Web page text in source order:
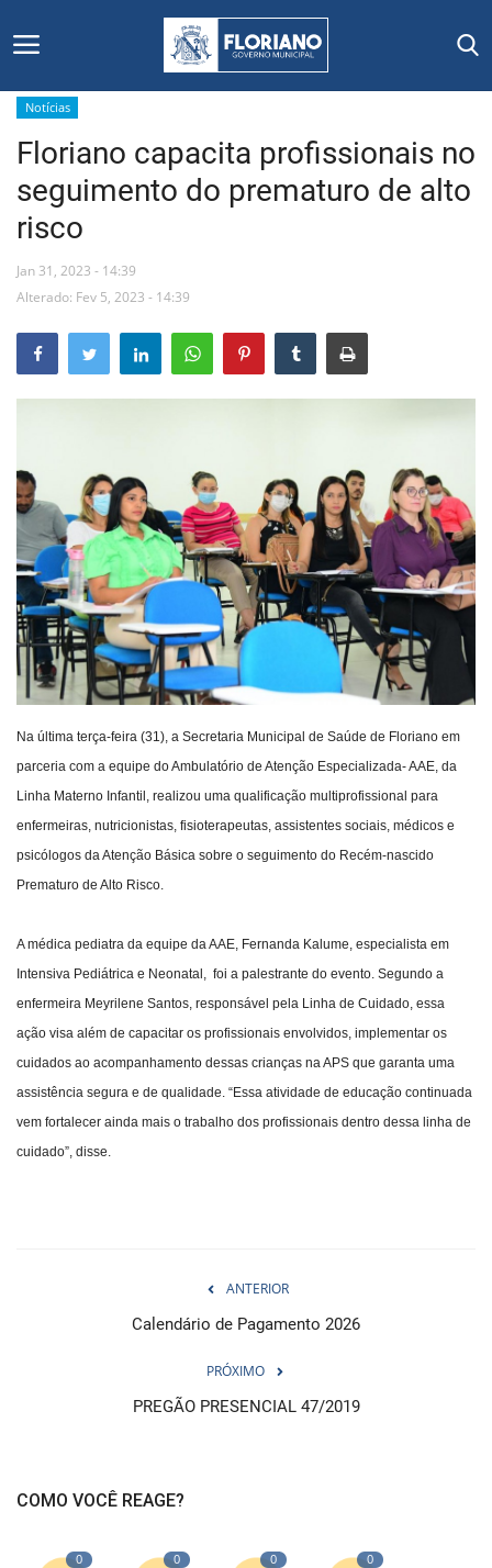
Início
Editais
Floriano
Mural de Licitações
Vídeos
Webmail
Contato
Notícias
Floriano capacita profissionais no
seguimento do prematuro de alto
risco
Jan 31, 2023 - 14:39
Alterado: Fev 5, 2023 - 14:39
Na última terça-feira (31), a Secretaria Municipal de Saúde de Floriano em
parceria com a equipe do Ambulatório de Atenção Especializada- AAE, da
Linha Materno Infantil, realizou uma qualificação multiprofissional para
enfermeiras, nutricionistas, fisioterapeutas, assistentes sociais, médicos e
psicólogos da Atenção Básica sobre o seguimento do Recém-nascido
Prematuro de Alto Risco.
A médica pediatra da equipe da AAE, Fernanda Kalume, especialista em
Intensiva Pediátrica e Neonatal, foi a palestrante do evento. Segundo a
enfermeira Meyrilene Santos, responsável pela Linha de Cuidado, essa
ação visa além de capacitar os profissionais envolvidos, implementar os
cuidados ao acompanhamento dessas crianças na APS que garanta uma
assistência segura e de qualidade. “Essa atividade de educação continuada
vem fortalecer ainda mais o trabalho dos profissionais dentro dessa linha de
cuidado”, disse.
ANTERIOR
Calendário de Pagamento 2026
PRÓXIMO
PREGÃO PRESENCIAL 47/2019
COMO VOCÊ REAGE?
0 0 0 0